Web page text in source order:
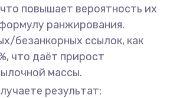
повышает вероятность их
ранжирования.
безанкорных ссылок, как
что даёт прирост
массы.
результат: